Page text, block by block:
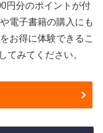
円分のポイントが付
電子書籍の購入にも
お得に体験できるこ
てみてください。